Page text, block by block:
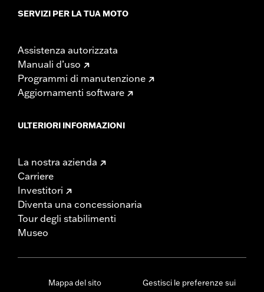
SERVIZI PER LA TUA MOTO
Assistenza autorizzata
Manuali d’uso
Programmi di manutenzione
Aggiornamenti software
ULTERIORI INFORMAZIONI
La nostra azienda
Carriere
Investitori
Diventa una concessionaria
Tour degli stabilimenti
Museo
Mappa del sito
Gestisci le preferenze sui